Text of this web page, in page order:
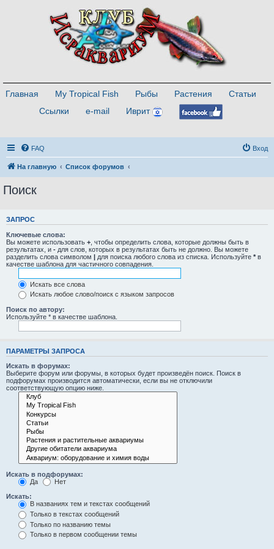
Главная My Tropical Fish Рыбы Растения
Статьи
Ссылки
e-mail Иврит
FAQ Вход
На главную Список форумов
Поиск
ЗАПРОС
Ключевые слова:
Вы можете использовать + , чтобы определить слова, которые должны быть в
результатах, и - для слов, которых в результатах быть не должно. Вы можете
разделить слова символом | для поиска любого слова из списка. Используйте * в
качестве шаблона для частичного совпадения.
Искать все слова
Искать любое слово/поиск с языком запросов
Поиск по автору:
Используйте * в качестве шаблона.
ПАРАМЕТРЫ ЗАПРОСА
Искать в форумах:
Выберите форум или форумы, в которых будет произведён поиск. Поиск в
подфорумах производится автоматически, если вы не отключили
соответствующую опцию ниже.
Искать в подфорумах:
Да
Нет
Искать:
В названиях тем и текстах сообщений
Только в текстах сообщений
Только по названию темы
Только в первом сообщении темы